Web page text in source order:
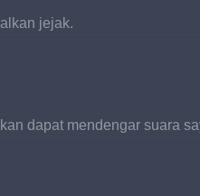
jejak.
dapat mendengar suara